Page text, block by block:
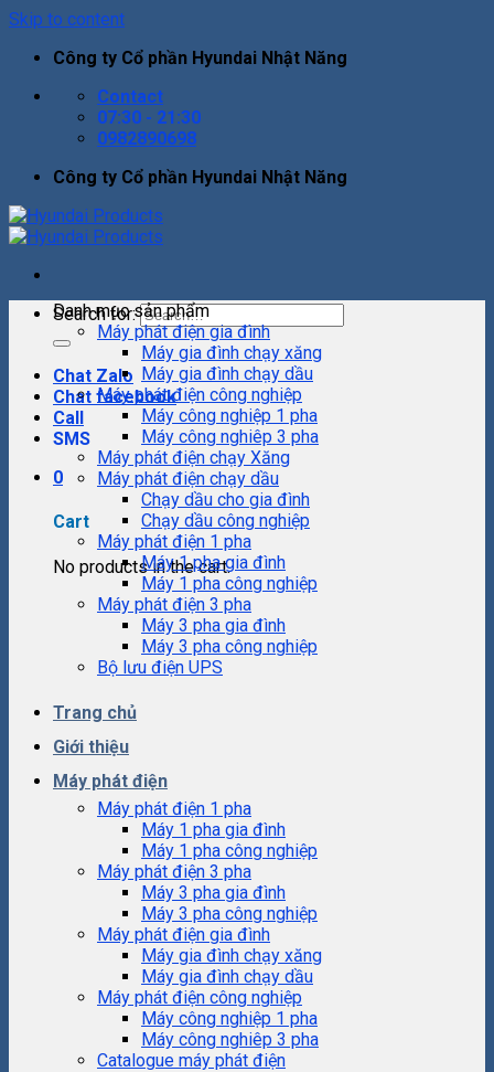
Skip to content
Công ty Cổ phần Hyundai Nhật Năng
Contact
07:30 - 21:30
0982890698
Công ty Cổ phần Hyundai Nhật Năng
Search for:
Chat Zalo
Chat facebook
Call
SMS
0
Cart
No products in the cart.
Danh mục sản phẩm
Máy phát điện gia đình
Máy gia đình chạy xăng
Máy gia đình chạy dầu
Máy phát điện công nghiệp
Máy công nghiệp 1 pha
Máy công nghiêp 3 pha
Máy phát điện chạy Xăng
Máy phát điện chạy dầu
Chạy dầu cho gia đình
Chạy dầu công nghiệp
Máy phát điện 1 pha
Máy 1 pha gia đình
Máy 1 pha công nghiệp
Máy phát điện 3 pha
Máy 3 pha gia đình
Máy 3 pha công nghiệp
Bộ lưu điện UPS
Trang chủ
Giới thiệu
Máy phát điện
Máy phát điện 1 pha
Máy 1 pha gia đình
Máy 1 pha công nghiệp
Máy phát điện 3 pha
Máy 3 pha gia đình
Máy 3 pha công nghiệp
Máy phát điện gia đình
Máy gia đình chạy xăng
Máy gia đình chạy dầu
Máy phát điện công nghiệp
Máy công nghiệp 1 pha
Máy công nghiêp 3 pha
Catalogue máy phát điện